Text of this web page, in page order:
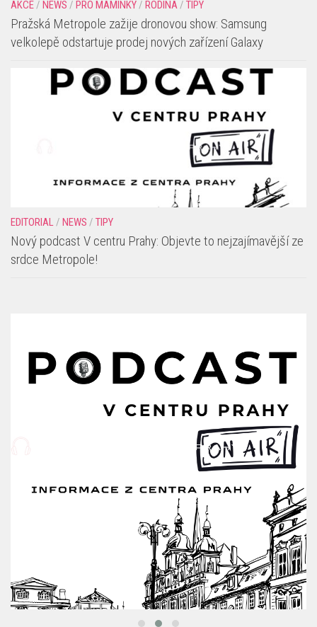
AKCE/ NEWS / PRO MAMINKY/ RODINA/ TIPY
Pražská Metropole zažije dronovou show: Samsung
velkolepě odstartuje prodej nových zařízení Galaxy
EDITORIAL/ NEWS / TIPY
Nový podcast V centru Prahy: Objevte to nejzajímavější ze
srdce Metropole!